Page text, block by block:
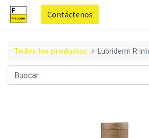
Contáctenos
Todos los productos Lubriderm R